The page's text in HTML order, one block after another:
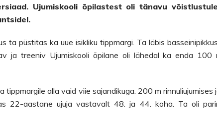
Ujumiskooli õpilastest oli tänavu
ta püstitas ka uue isikliku tippmargi. Ta läbis
ja treeniv Ujumiskooli õpilane oli lähedal ka enda 100
tippmargile alla vaid viie sajandikuga. 200 m rinnuliujumises
22-aastane ujuja vastavalt 48. ja 44. koha. Ta oli